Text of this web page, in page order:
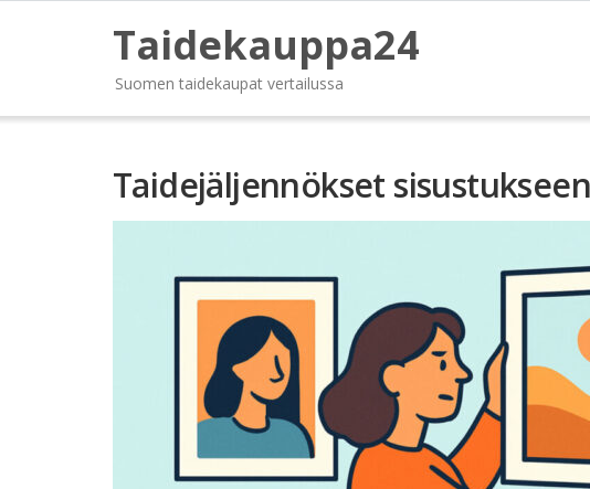
Taidekauppa24
Suomen taidekaupat vertailussa
Taidejäljennökset